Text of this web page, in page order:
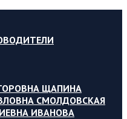
ЩАПИНА
СМОЛДОВСКАЯ
ИВАНОВА